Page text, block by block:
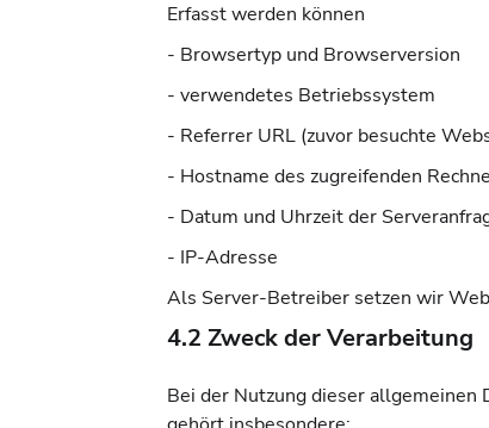
Erfasst werden können
- Browsertyp und Browserversion
- verwendetes Betriebssystem
- Referrer URL (zuvor besuchte
- Hostname des zugreifenden
- Datum und Uhrzeit der
- IP-Adresse
Als Server-Betreiber setzen wir
4.2 Zweck der Verarbeitung
Bei der Nutzung dieser allgemeinen